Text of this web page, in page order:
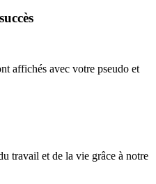
affichés avec votre pseudo et
travail et de la vie grâce à notre